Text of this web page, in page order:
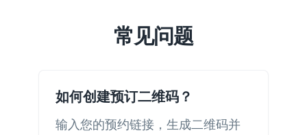
常见问题
如何创建预订二维码？
输入您的预约链接，生成二维码并